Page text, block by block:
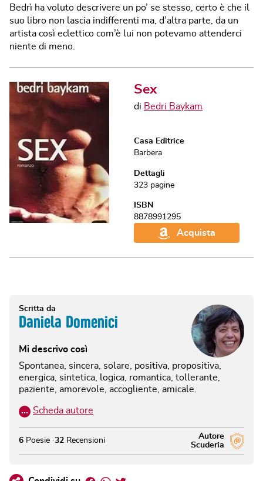
Bedrì ha voluto descrivere un po’ se stesso, certo è che il
suo libro non lascia indifferenti ma, d’altra parte, da un
artista così eclettico com’è lui non potevamo attenderci
niente di meno.
Sex
di Bedri Baykam
Casa Editrice
Barbera
Dettagli
323 pagine
ISBN
8878991295
Acquista
Scritta da
Daniela Domenici
Mi descrivo così
Spontanea, sincera, solare, positiva, propositiva,
energica, sintetica, logica, romantica, tollerante,
paziente, amorevole, accogliente, amicale.
… Scheda autore
Autore
Scuderia
6 Poesie 32 Recensioni